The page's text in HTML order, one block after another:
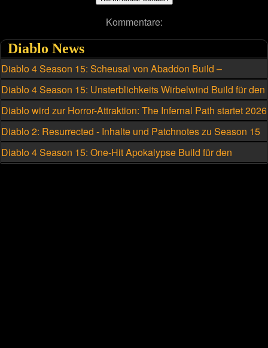
Kommentare:
Diablo News
Diablo 4 Season 15: Scheusal von Abaddon Build –
Speedfarm-Skillung mit nur einer Taste
Diablo 4 Season 15: Unsterblichkeits Wirbelwind Build für den
Barbaren
Diablo wird zur Horror-Attraktion: The Infernal Path startet 2026
Diablo 2: Resurrected - Inhalte und Patchnotes zu Season 15
Diablo 4 Season 15: One-Hit Apokalypse Build für den
Hexenmeister